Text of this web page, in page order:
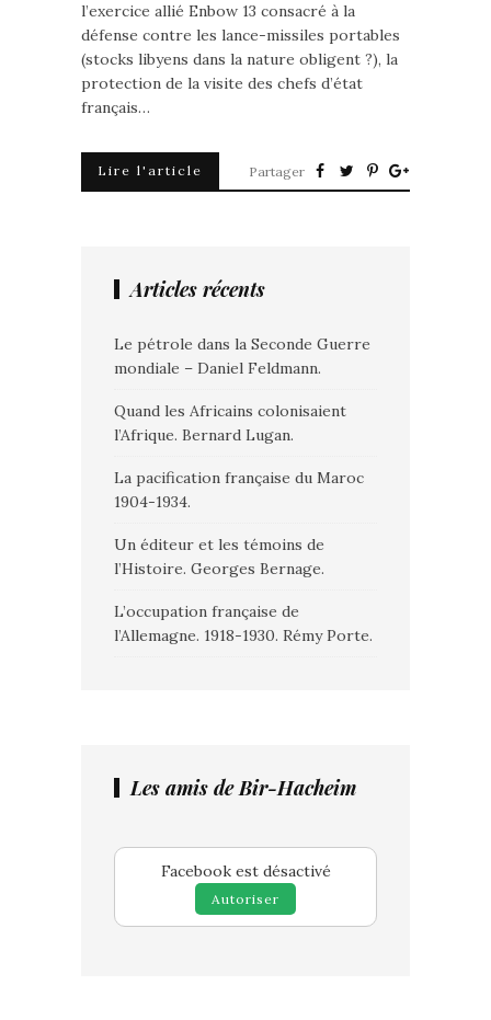
l’exercice allié Enbow 13 consacré à la
défense contre les lance-missiles portables
(stocks libyens dans la nature obligent ?), la
protection de la visite des chefs d’état
français…
Lire l'article Partager
Articles récents
Le pétrole dans la Seconde Guerre
mondiale – Daniel Feldmann.
Quand les Africains colonisaient
l’Afrique. Bernard Lugan.
La pacification française du Maroc
1904-1934.
Un éditeur et les témoins de
l’Histoire. Georges Bernage.
L’occupation française de
l’Allemagne. 1918-1930. Rémy Porte.
Les amis de Bir-Hacheim
Facebook est désactivé
Autoriser